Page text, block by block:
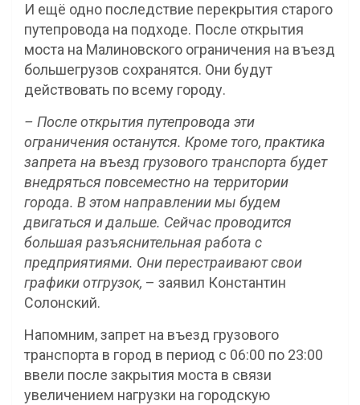
И ещё одно последствие перекрытия старого
путепровода на подходе. После открытия
моста на Малиновского ограничения на въезд
большегрузов сохранятся. Они будут
действовать по всему городу.
– После открытия путепровода эти
ограничения останутся. Кроме того, практика
запрета на въезд грузового транспорта будет
внедряться повсеместно на территории
города. В этом направлении мы будем
двигаться и дальше. Сейчас проводится
большая разъяснительная работа с
предприятиями. Они перестраивают свои
графики отгрузок, – заявил Константин
Солонский.
Напомним, запрет на въезд грузового
транспорта в город в период с 06:00 по 23:00
ввели после закрытия моста в связи
увеличением нагрузки на городскую